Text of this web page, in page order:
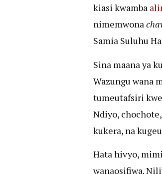
kiasi kwamba
nimemwona
Samia Suluhu
Sina maana ya
Wazungu wana
tumeutafsiri
Ndiyo,
kukera, na
Hata hivyo,
wanaosifiwa.